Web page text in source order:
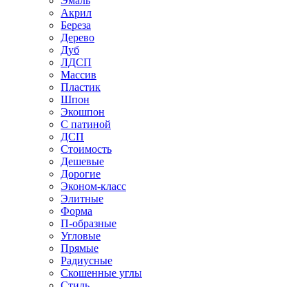
Акрил
Береза
Дерево
Дуб
ЛДСП
Массив
Пластик
Шпон
Экошпон
С патиной
ДСП
Стоимость
Дешевые
Дорогие
Эконом-класс
Элитные
Форма
П-образные
Угловые
Прямые
Радиусные
Скошенные углы